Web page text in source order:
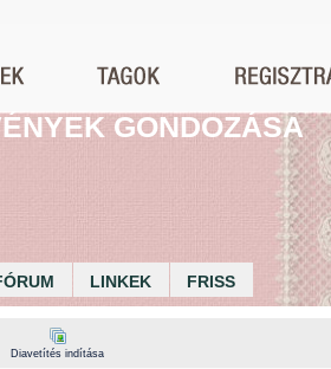
GONDOZÁSA
LINKEK FRISS
Diavetítés indítása